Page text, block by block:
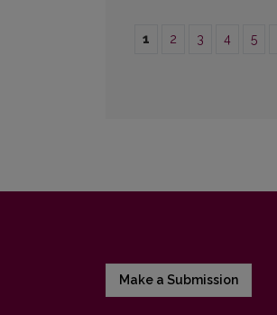
1 2 3 4 5
Make a Submission